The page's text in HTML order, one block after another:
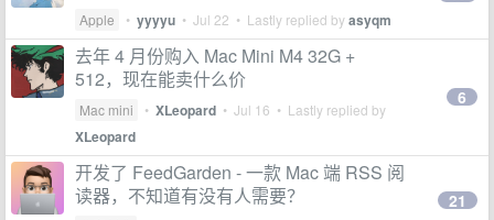
Apple • yyyyu • Jul 22 • Lastly replied byasyqm
去年 4 月份购入 Mac Mini M4 32G +
512，现在能卖什么价
Mac mini • XLeopard • Jul 16 • Lastly replied by
XLeopard
6
开发了 FeedGarden - 一款 Mac 端 RSS 阅
读器，不知道有没有人需要？
21